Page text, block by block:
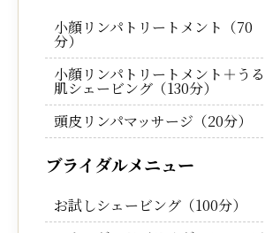
小顔リンパトリートメント（70
分）
小顔リンパトリートメント＋うる
肌シェービング（130分）
頭皮リンパマッサージ（20分）
ブライダルメニュー
お試しシェービング（100分）